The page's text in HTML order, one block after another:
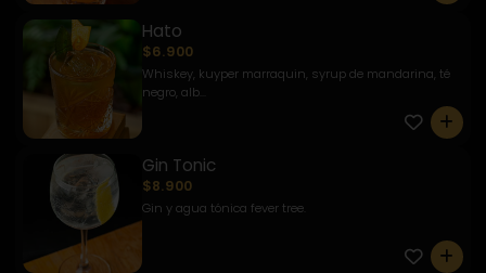
Hato
$6.900
Whiskey, kuyper marraquin, syrup de mandarina, té
negro, alb...
0
Gin Tonic
$8.900
Gin y agua tónica fever tree.
0